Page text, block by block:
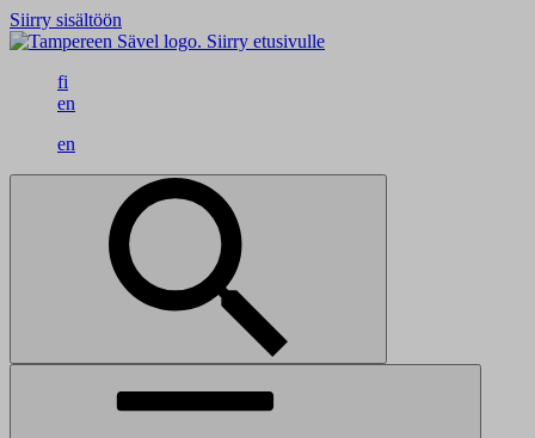
Siirry sisältöön
Siirry etusivulle
fi
en
en